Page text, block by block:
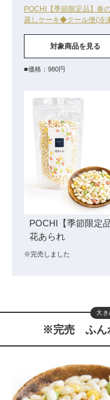
POCHI【季節限定品】春
蒸しケーキ◆クール便(冷
対象商品を見る
■価格：980円
POCHI【季節限定品
花あられ
※完売しました
大き
※完売 ふん